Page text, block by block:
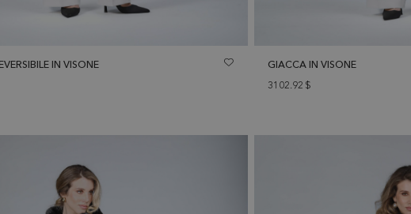
IN VISONE GIACCA IN VISONE
3102.92 $